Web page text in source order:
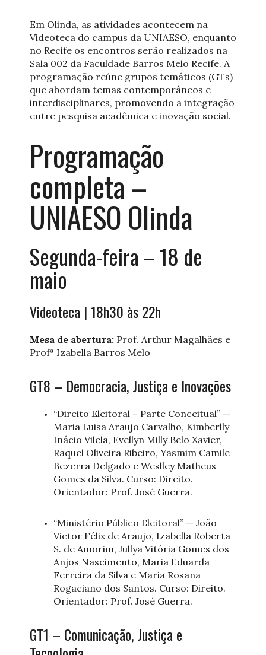
Em Olinda, as atividades acontecem na
Videoteca do campus da UNIAESO, enquanto
no Recife os encontros serão realizados na
Sala 002 da Faculdade Barros Melo Recife. A
programação reúne grupos temáticos (GTs)
que abordam temas contemporâneos e
interdisciplinares, promovendo a integração
entre pesquisa acadêmica e inovação social.
Programação
completa –
UNIAESO Olinda
Segunda-feira – 18 de
maio
Videoteca | 18h30 às 22h
Mesa de abertura: Prof. Arthur Magalhães e
Profª Izabella Barros Melo
GT8 – Democracia, Justiça e Inovações
“Direito Eleitoral – Parte Conceitual” —
Maria Luisa Araujo Carvalho, Kimberlly
Inácio Vilela, Evellyn Milly Belo Xavier,
Raquel Oliveira Ribeiro, Yasmim Camile
Bezerra Delgado e Weslley Matheus
Gomes da Silva. Curso: Direito.
Orientador: Prof. José Guerra.
“Ministério Público Eleitoral” — João
Victor Félix de Araujo, Izabella Roberta
S. de Amorim, Jullya Vitória Gomes dos
Anjos Nascimento, Maria Eduarda
Ferreira da Silva e Maria Rosana
Rogaciano dos Santos. Curso: Direito.
Orientador: Prof. José Guerra.
GT1 – Comunicação, Justiça e